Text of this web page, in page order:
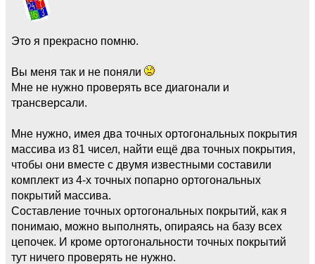
Это я прекрасно помню.
Вы меня так и не поняли
Мне не нужно проверять все диагонали и
трансверсали.
Мне нужно, имея два точных ортогональных покрытия
массива из 81 чисел, найти ещё два точных покрытия,
чтобы они вместе с двумя известными составили
комплект из 4-х точных попарно ортогональных
покрытий массива.
Составление точных ортогональных покрытий, как я
понимаю, можно выполнять, опираясь на базу всех
цепочек. И кроме ортогональности точных покрытий
тут ничего проверять не нужно.